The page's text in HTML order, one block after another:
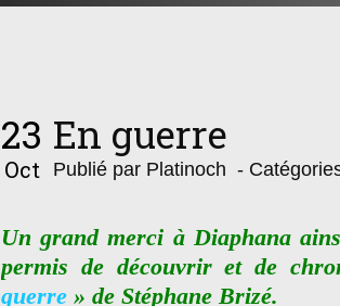
23
Oct
En guerre
Publié par Platinoch -
Un grand merci à Diaphana
permis de découvrir et de
guerre » de Stéphane Brizé.